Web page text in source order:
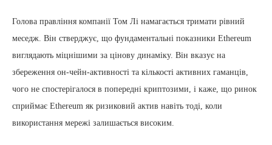
Голова правління компанії Том Лі намагається тримати рівний
меседж. Він стверджує, що фундаментальні показники Ethereum
виглядають міцнішими за цінову динаміку. Він вказує на
збереження он-чейн-активності та кількості активних гаманців,
чого не спостерігалося в попередні криптозими, і каже, що ринок
сприймає Ethereum як ризиковий актив навіть тоді, коли
використання мережі залишається високим.